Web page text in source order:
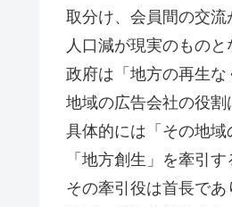
取分け、会員間の交流
人口減が現実のものと
政府は「地方の再生な
地域の広告会社の役割
具体的には「その地域
「地方創生」を牽引
その牽引役は首長であ